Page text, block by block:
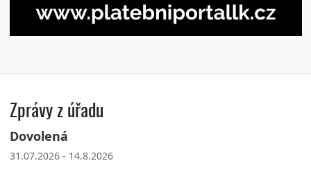
Zprávy z úřadu
Dovolená
31.07.2026 - 14.8.2026